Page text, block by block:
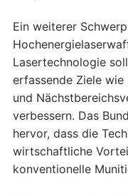
Ein weiterer
Lasertechnologie
erfassende Ziele
und
verbessern. Das
hervor, dass die
wirtschaftliche
konventionelle